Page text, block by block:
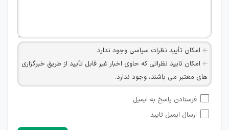
امکان تأیید نظرات سیاسی وجود ندارد.
امکان تایید نظراتی که حاوی اخبار غیر قابل تأیید از طریق خبرگزاری
های معتبر می باشند، وجود ندارد.
شبکه های مجازی ارتباطی می باشند وجود ندارد.
امکان تأیید نظرات کاربرانی که به هر طریقی قصد مأیوس کردن
فرستادن پاسخ به ایمیل
ارسال ایمیل تایید